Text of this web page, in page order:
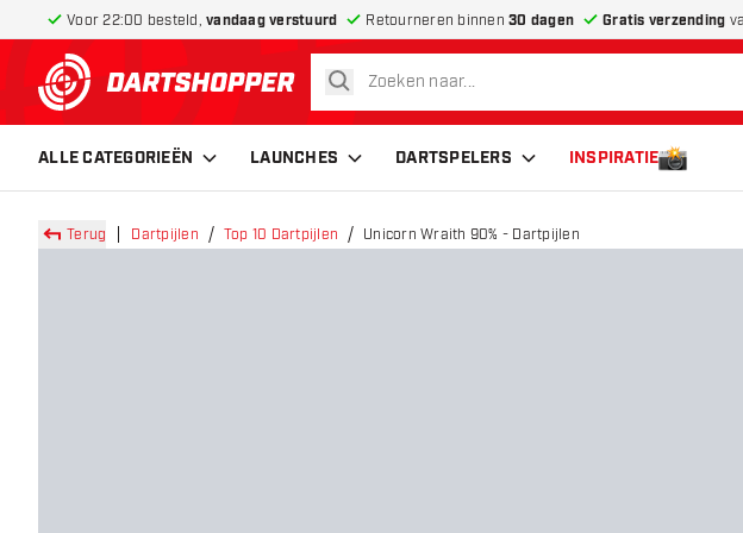
Voor 22:00 besteld, vandaag verstuurd Retourneren binnen 30 dagen Gratis verzending
terug naar home pagina
zoeken
ALLE CATEGORIEËN LAUNCHES DARTSPELERS INSPIRATIE
Terug Dartpijlen Top 10 Dartpijlen Unicorn Wraith 90% - Dartpijlen